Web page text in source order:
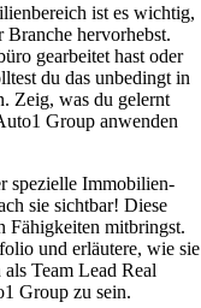
ist es wichtig,
Branche hervorhebst.
gearbeitet hast oder
du das unbedingt in
Zeig, was du gelernt
Group anwenden
spezielle Immobilien-
sie sichtbar! Diese
Fähigkeiten mitbringst.
und erläutere, wie sie
Team Lead Real
Group zu sein.